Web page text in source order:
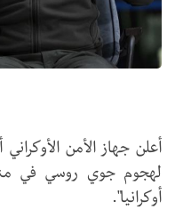
أعلن جهاز الأمن
لهجوم جوي روسي في
أوكرانيا".